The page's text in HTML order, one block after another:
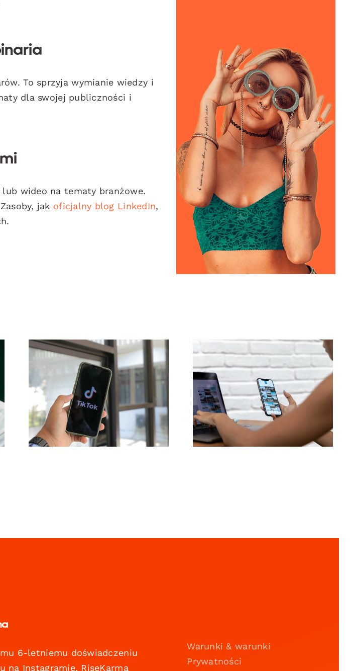
To sprzyja wymianie wiedzy i
dla swojej publiczności i
lub wideo na tematy branżowe.
jak oficjalny blog LinkedIn,
Maksymalizacja
zasięgu: Skuteczne
narzędzia do
publikacji
międzyplatformowych
na 2024 rok
Najlepsze 3 platformy
do znalezienia
pomysłów na UGC
(treści generowane
przez użytkowników)
6-letniemu doświadczeniu
na Instagramie, RiseKarma
Warunki & warunki
Prywatności